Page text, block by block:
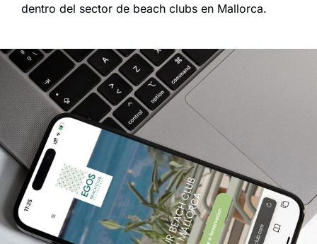
dentro del sector de beach clubs en Mallorca.